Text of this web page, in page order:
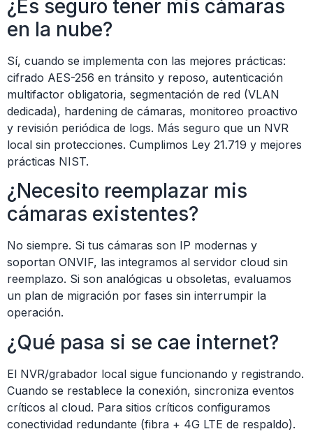
¿Es seguro tener mis cámaras
en la nube?
Sí, cuando se implementa con las mejores prácticas:
cifrado AES-256 en tránsito y reposo, autenticación
multifactor obligatoria, segmentación de red (VLAN
dedicada), hardening de cámaras, monitoreo proactivo
y revisión periódica de logs. Más seguro que un NVR
local sin protecciones. Cumplimos Ley 21.719 y mejores
prácticas NIST.
¿Necesito reemplazar mis
cámaras existentes?
No siempre. Si tus cámaras son IP modernas y
soportan ONVIF, las integramos al servidor cloud sin
reemplazo. Si son analógicas u obsoletas, evaluamos
un plan de migración por fases sin interrumpir la
operación.
¿Qué pasa si se cae internet?
El NVR/grabador local sigue funcionando y registrando.
Cuando se restablece la conexión, sincroniza eventos
críticos al cloud. Para sitios críticos configuramos
conectividad redundante (fibra + 4G LTE de respaldo).